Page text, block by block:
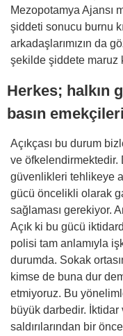
Mezopotamya Ajansı
şiddeti sonucu burnu
arkadaşlarımızın da
şekilde şiddete maruz
Herkes; halkın
basın
Açıkçası bu durum
ve öfkelendirmektedir.
güvenlikleri tehlikeye
gücü öncelikli olarak
sağlaması gerekiyor.
Açık ki bu gücü
polisi tam anlamıyla
durumda. Sokak
kimse de buna dur
etmiyoruz. Bu
büyük darbedir.
saldırılarından bir